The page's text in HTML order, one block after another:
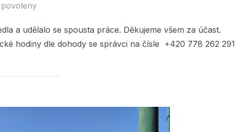
a udělalo se spousta práce. Děkujeme všem za účast.
hodiny dle dohody se správci na čísle +420 778 262 291